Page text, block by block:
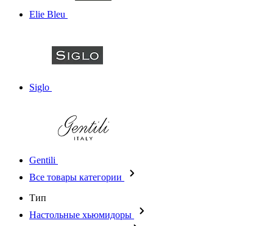
Elie Bleu
Siglo
Gentili
Все товары категории
Тип
Настольные хьюмидоры